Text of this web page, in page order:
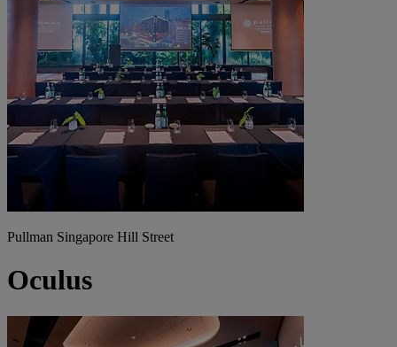
Pullman Singapore Hill Street
Oculus